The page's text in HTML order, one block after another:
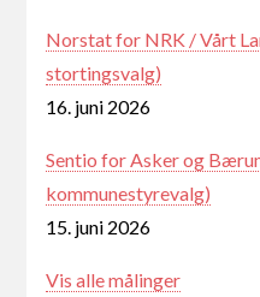
Norstat for NRK / Vårt
stortingsvalg)
16. juni 2026
Sentio for Asker og
kommunestyrevalg)
15. juni 2026
Vis alle målinger